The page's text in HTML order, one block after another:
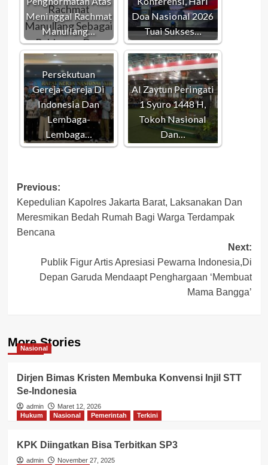
Meninggal Rachmat
Manullang…
Doa Nasional 2026
Tuai Sukses…
Persekutuan
Gereja-Gereja Di
Indonesia Dan
Lembaga-
Lembaga…
Al Zaytun Peringati
1 Syuro 1448 H,
Tokoh Nasional
Dan…
Post
navigation
Previous:
Kepedulian Kapolres Jakarta Barat, Laksanakan Dan
Meresmikan Bedah Rumah Bagi Warga Terdampak
Bencana
Next:
Publik Figur Artis Apresiasi Pewarna Indonesia,Di
Depan Garuda Mendaapt Penghargaan ‘Membuat
Mama Bangga’
More Stories
Nasional
Dirjen Bimas Kristen Membuka Konvensi Injil STT
Se-Indonesia
admin
Maret 12, 2026
Hukum
Nasional Pemerintah Terkini
KPK Diingatkan Bisa Terbitkan SP3
admin
November 27, 2025